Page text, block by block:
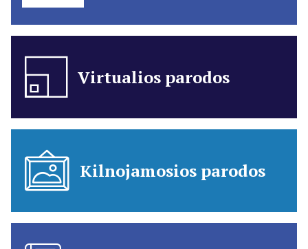
Virtualios parodos
Kilnojamosios parodos